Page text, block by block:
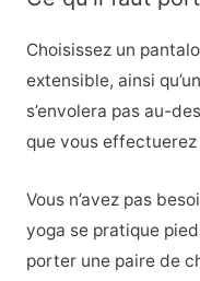
Choisissez un
extensible, ainsi
s’envolera pas au-
que vous effectuerez
Vous n’avez pas
yoga se pratique
porter une paire de